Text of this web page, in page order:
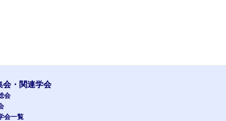
会・関連学会
会
会一覧